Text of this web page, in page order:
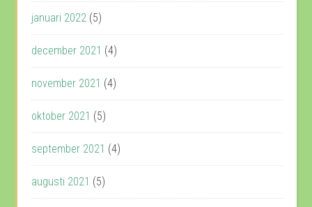
januari 2022 (5)
december 2021 (4)
november 2021 (4)
oktober 2021 (5)
september 2021 (4)
augusti 2021 (5)